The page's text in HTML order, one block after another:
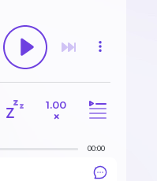
1.00
×
00:00